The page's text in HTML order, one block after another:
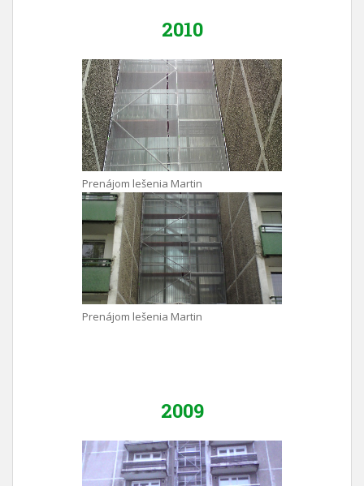
2010
Prenájom lešenia Martin
Prenájom lešenia Martin
2009